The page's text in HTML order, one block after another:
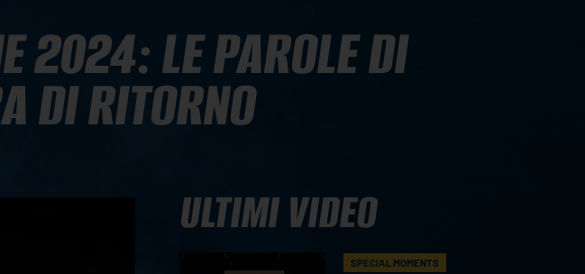
2024: LE PAROLE DI
DI RITORNO
ULTIMI VIDEO
SPECIAL MOMENTS